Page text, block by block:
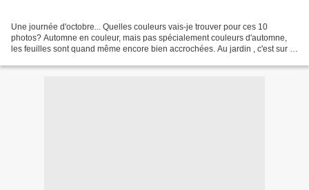
Une journée d'octobre... Quelles couleurs vais-je trouver pour ces 10
photos? Automne en couleur, mais pas spécialement couleurs d'automne,
les feuilles sont quand même encore bien accrochées. Au jardin , c'est sur le